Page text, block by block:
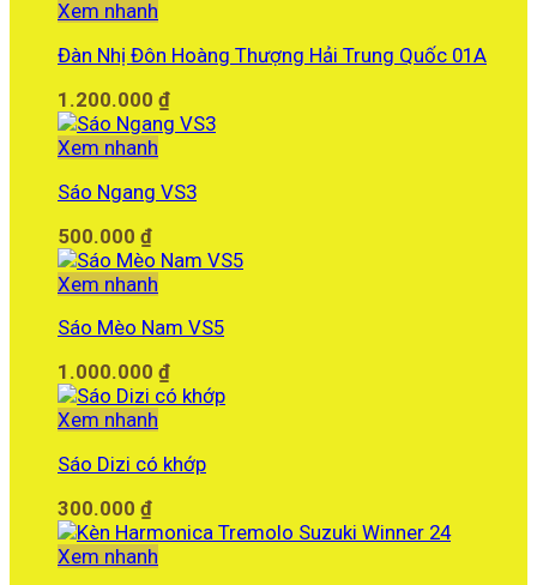
Xem nhanh
Đàn Nhị Đôn Hoàng Thượng Hải Trung Quốc 01A
1.200.000 ₫
Xem nhanh
Sáo Ngang VS3
500.000 ₫
Xem nhanh
Sáo Mèo Nam VS5
1.000.000 ₫
Xem nhanh
Sáo Dizi có khớp
300.000 ₫
Xem nhanh